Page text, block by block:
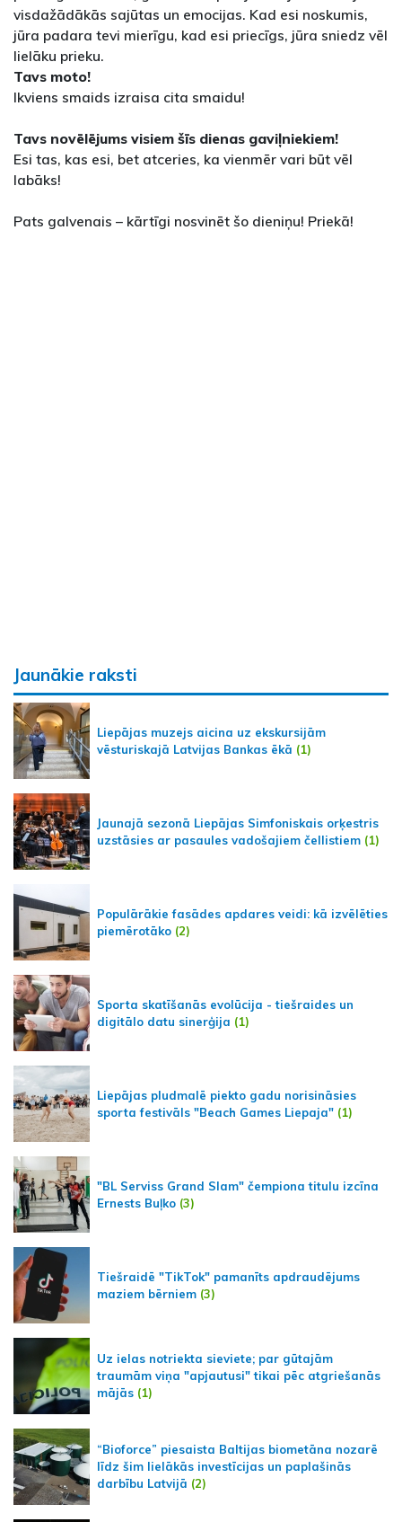
visdažādākās sajūtas un emocijas. Kad esi noskumis,
jūra padara tevi mierīgu, kad esi priecīgs, jūra sniedz vēl
lielāku prieku.
Tavs moto!
Ikviens smaids izraisa cita smaidu!
Tavs novēlējums visiem šīs dienas gaviļniekiem!
Esi tas, kas esi, bet atceries, ka vienmēr vari būt vēl
labāks!
Pats galvenais – kārtīgi nosvinēt šo dieniņu! Priekā!
Jaunākie raksti
Liepājas muzejs aicina uz ekskursijām
vēsturiskajā Latvijas Bankas ēkā (1)
Jaunajā sezonā Liepājas Simfoniskais orķestris
uzstāsies ar pasaules vadošajiem čellistiem (1)
Populārākie fasādes apdares veidi: kā izvēlēties
piemērotāko (2)
Sporta skatīšanās evolūcija - tiešraides un
digitālo datu sinerģija (1)
Liepājas pludmalē piekto gadu norisināsies
sporta festivāls "Beach Games Liepaja" (1)
"BL Serviss Grand Slam" čempiona titulu izcīna
Ernests Buļko (3)
Tiešraidē "TikTok" pamanīts apdraudējums
maziem bērniem (3)
Uz ielas notriekta sieviete; par gūtajām
traumām viņa "apjautusi" tikai pēc atgriešanās
mājās (1)
“Bioforce” piesaista Baltijas biometāna nozarē
līdz šim lielākās investīcijas un paplašinās
darbību Latvijā (2)